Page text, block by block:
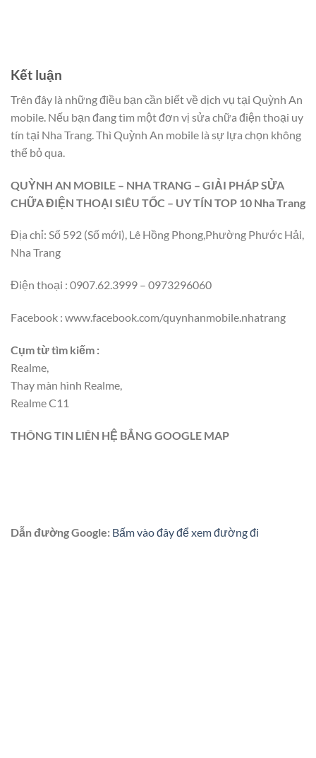
Kết luận
Trên đây là những điều bạn cần biết về dịch vụ tại Quỳnh An
mobile. Nếu bạn đang tìm một đơn vị sửa chữa điện thoại uy
tín tại Nha Trang. Thì Quỳnh An mobile là sự lựa chọn không
thể bỏ qua.
QUỲNH AN MOBILE – NHA TRANG – GIẢI PHÁP SỬA
CHỮA ĐIỆN THOẠI SIÊU TỐC – UY TÍN TOP 10 Nha Trang
Địa chỉ: Số 592 (Số mới), Lê Hồng Phong,Phường Phước Hải,
Nha Trang
Điện thoại : 0907.62.3999 – 0973296060
Facebook : www.facebook.com/quynhanmobile.nhatrang
Cụm từ tìm kiếm :
Realme,
Thay màn hình Realme,
Realme C11
THÔNG TIN LIÊN HỆ BẲNG GOOGLE MAP
Dẫn đường Google: Bấm vào đây để xem đường đi